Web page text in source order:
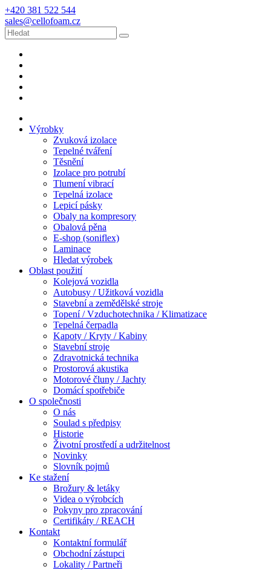
+420 381 522 544
sales@cellofoam.cz
Výrobky
Zvuková izolace
Tepelné tváření
Těsnění
Izolace pro potrubí
Tlumení vibrací
Tepelná izolace
Lepicí pásky
Obaly na kompresory
Obalová pěna
E-shop (soniflex)
Laminace
Hledat výrobek
Oblast použití
Kolejová vozidla
Autobusy / Užitková vozidla
Stavební a zemědělské stroje
Topení / Vzduchotechnika / Klimatizace
Tepelná čerpadla
Kapoty / Kryty / Kabiny
Stavební stroje
Zdravotnická technika
Prostorová akustika
Motorové čluny / Jachty
Domácí spotřebiče
O společnosti
O nás
Soulad s předpisy
Historie
Životní prostředí a udržitelnost
Novinky
Slovník pojmů
Ke stažení
Brožury & letáky
Videa o výrobcích
Pokyny pro zpracování
Certifikáty / REACH
Kontakt
Kontaktní formulář
Obchodní zástupci
Lokality / Partneři